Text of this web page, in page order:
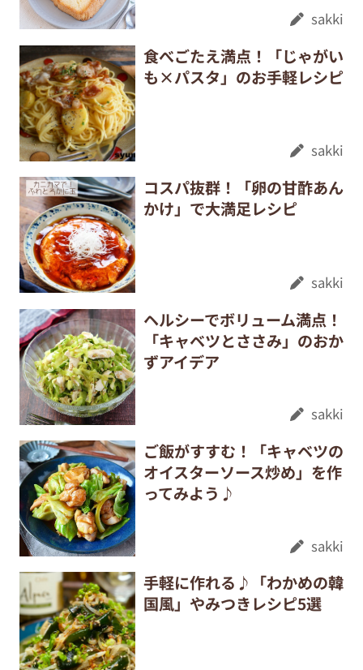
sakki
食べごたえ満点！「じゃがい
も×パスタ」のお手軽レシピ
sakki
コスパ抜群！「卵の甘酢あん
かけ」で大満足レシピ
sakki
ヘルシーでボリューム満点！
「キャベツとささみ」のおか
ずアイデア
sakki
ご飯がすすむ！「キャベツの
オイスターソース炒め」を作
ってみよう♪
sakki
手軽に作れる♪「わかめの韓
国風」やみつきレシピ5選